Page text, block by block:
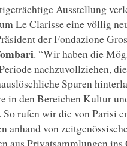
Ausstellung
Le Clarisse eine völlig
der Fondazione
. “Wir haben die
nachzuvollziehen,
Spuren
in den Bereichen Kultur
So rufen wir die von Parisi
anhand von
aus Privatsammlungen ins